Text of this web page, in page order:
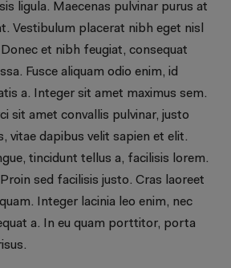
ligula. Maecenas pulvinar purus at
Vestibulum placerat nibh eget nisl
et nibh feugiat, consequat
Fusce aliquam odio enim, id
a. Integer sit amet maximus sem.
sit amet convallis pulvinar, justo
vitae dapibus velit sapien et elit.
tincidunt tellus a, facilisis lorem.
sed facilisis justo. Cras laoreet
Integer lacinia leo enim, nec
a. In eu quam porttitor, porta